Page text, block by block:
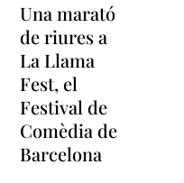
Una marató
de riures a
La Llama
Fest, el
Festival de
Comèdia de
Barcelona